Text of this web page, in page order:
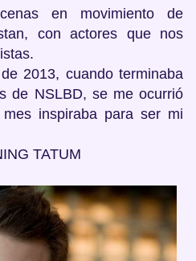
en movimiento de
con actores que nos
2013, cuando terminaba
de NSLBD, se me ocurrió
inspiraba para ser mi
TATUM